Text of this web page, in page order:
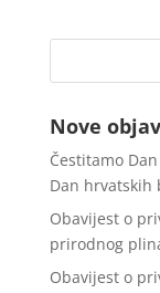
Nove
Čestitamo
Dan hrvatskih
Obavijest o
prirodnog
Obavijest o